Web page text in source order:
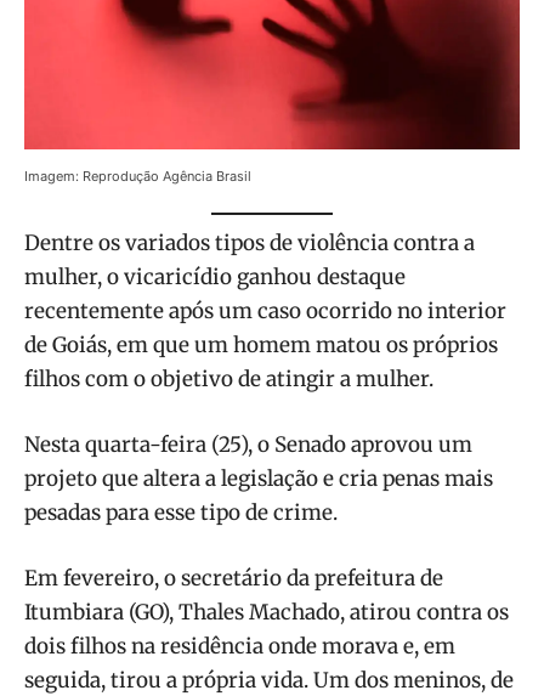
Imagem: Reprodução Agência Brasil
Dentre os variados tipos de violência contra a
mulher, o vicaricídio ganhou destaque
recentemente após um caso ocorrido no interior
de Goiás, em que um homem matou os próprios
filhos com o objetivo de atingir a mulher.
Nesta quarta-feira (25), o Senado aprovou um
projeto que altera a legislação e cria penas mais
pesadas para esse tipo de crime.
Em fevereiro, o secretário da prefeitura de
Itumbiara (GO), Thales Machado, atirou contra os
dois filhos na residência onde morava e, em
seguida, tirou a própria vida. Um dos meninos, de